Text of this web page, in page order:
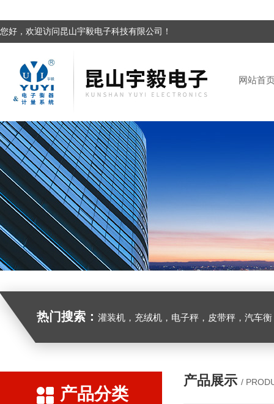
您好，欢迎访问昆山宇毅电子科技有限公司！
网站首
热门搜索： 灌装机，充绒机，电子秤，皮带秤，汽车
产品分类
产品展示 /